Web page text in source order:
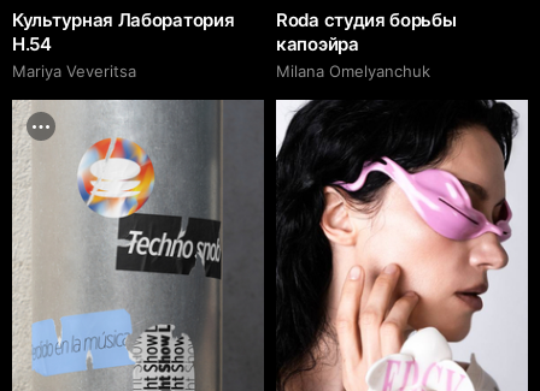
Культурная Лаборатория
H.54
Mariya Veveritsa
Roda студия борьбы
капоэйра
Milana Omelyanchuk